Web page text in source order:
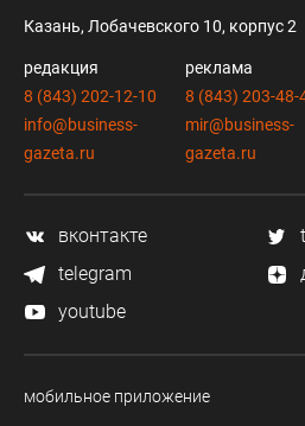
Казань, Лобачевского 10, корпус 2
редакция
8 (843) 202-12-10
info@business-
gazeta.ru
реклама
8 (843) 203-48-
mir@business-
gazeta.ru
вконтакте
telegram
youtube
мобильное приложение